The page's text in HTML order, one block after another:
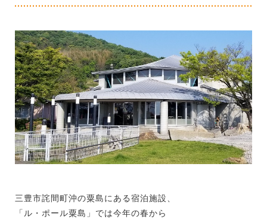
三豊市詫間町沖の粟島にある宿泊施設、
「ル・ポール粟島」では今年の春から